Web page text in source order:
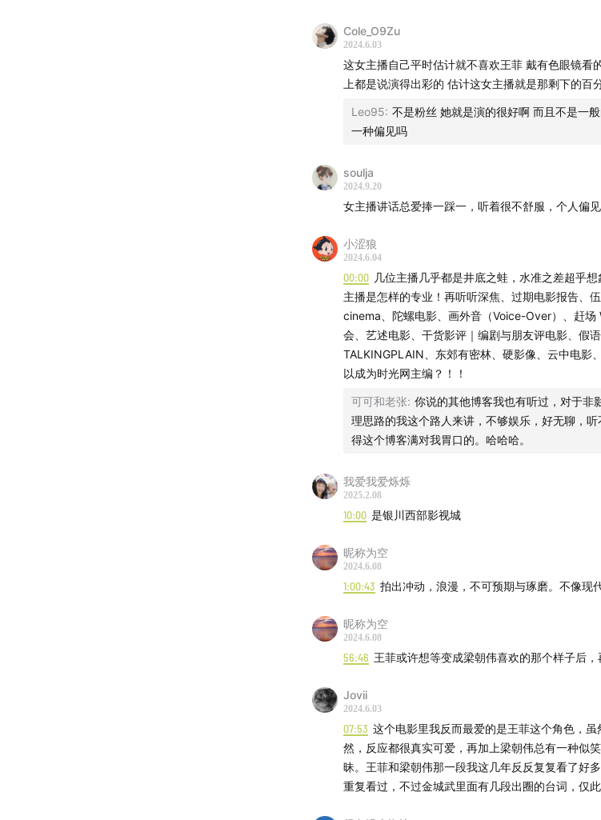
羊羊 时光网记者
崔汀 港片研究者
【后期制作/场地提供】
播客公社
Cole_O9Zu
2024.6.03
这女主播自己平时估计就不喜欢王菲 戴有色眼镜看
上都是说演得出彩的 估计这女主播就是那剩下的百
Leo95: 不是粉丝 她就是演的很好啊 而且不是一
一种偏见吗
soulja
2024.9.20
女主播讲话总爱捧一踩一，听着很不舒服，个人偏
小涩狼
2024.6.04
00:00 几位主播几乎都是井底之蛙，水准之差超乎
主播是怎样的专业！再听听深焦、过期电影报告、
cinema、陀螺电影、画外音（Voice-Over）、赶场
会、艺述电影、干货影评｜编剧与朋友评电影、假
TALKINGPLAIN、东郊有密林、硬影像、云中电
以成为时光网主编？！！
可可和老张: 你说的其他博客我也有听过，对于非
理思路的我这个路人来讲，不够娱乐，好无聊，
得这个博客满对我胃口的。哈哈哈。
我爱我爱烁烁
2025.2.08
10:00 是银川西部影视城
昵称为空
2024.6.08
1:00:43 拍出冲动，浪漫，不可预期与琢磨。不像现
昵称为空
2024.6.08
56:46 王菲或许想等变成梁朝伟喜欢的那个样子后，
Jovii
2024.6.03
07:53 这个电影里我反而最爱的是王菲这个角色，
然，反应都很真实可爱，再加上梁朝伟总有一种似
昧。王菲和梁朝伟那一段我这几年反反复复看了好
重复看过，不过金城武里面有几段出圈的台词，仅此